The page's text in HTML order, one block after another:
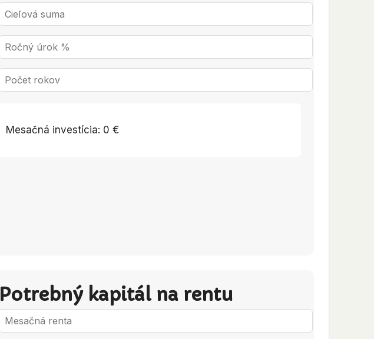
Mesačná investícia: 0 €
Potrebný kapitál na rentu